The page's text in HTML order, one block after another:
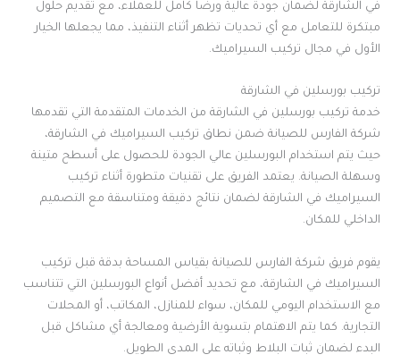
في الشارقة لضمان جودة عالية ورضا كامل للعملاء، مع تقديم حلول
مبتكرة للتعامل مع أي تحديات تظهر أثناء التنفيذ، مما يجعلها الخيار
الأول في مجال تركيب السيراميك.
تركيب بورسلين في الشارقة
خدمة تركيب بورسلين في الشارقة من الخدمات المتقدمة التي تقدمها
شركة الفارس للصيانة ضمن نطاق تركيب السيراميك في الشارقة،
حيث يتم استخدام البورسلين عالي الجودة للحصول على أسطح متينة
وسهلة الصيانة. يعتمد الفريق على تقنيات متطورة أثناء تركيب
السيراميك في الشارقة لضمان نتائج دقيقة ومتناسقة مع التصميم
الداخلي للمكان.
يقوم فريق شركة الفارس للصيانة بقياس المساحة بدقة قبل تركيب
السيراميك في الشارقة، مع تحديد أفضل أنواع البورسلين التي تتناسب
مع الاستخدام اليومي للمكان، سواء للمنازل، المكاتب، أو المحلات
التجارية. كما يتم الاهتمام بتسوية الأرضية ومعالجة أي مشاكل قبل
البدء لضمان ثبات البلاط وثباته على المدى الطويل.